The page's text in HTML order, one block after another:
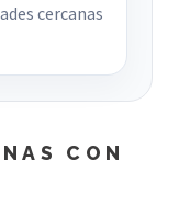
cercanas
CON